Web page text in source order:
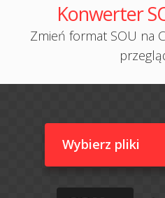
Konwerter
Zmień format SOU na
Wybierz pliki